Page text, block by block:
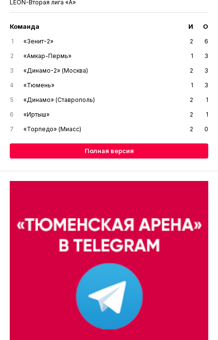
LEON-Вторая лига «А»
Команда И О
1 «Зенит-2» 2
6
2
«Амкар-Пермь» 1
3
3
«Динамо-2» (Москва) 2
3
4
«Тюмень» 1
3
5
«Динамо» (Ставрополь) 2
1
6
«Иртыш» 2
1
7
«Торпедо» (Миасс) 2 0
Полная версия